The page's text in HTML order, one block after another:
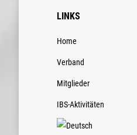
LINKS
Home
Verband
Mitglieder
IBS-Aktivitäten